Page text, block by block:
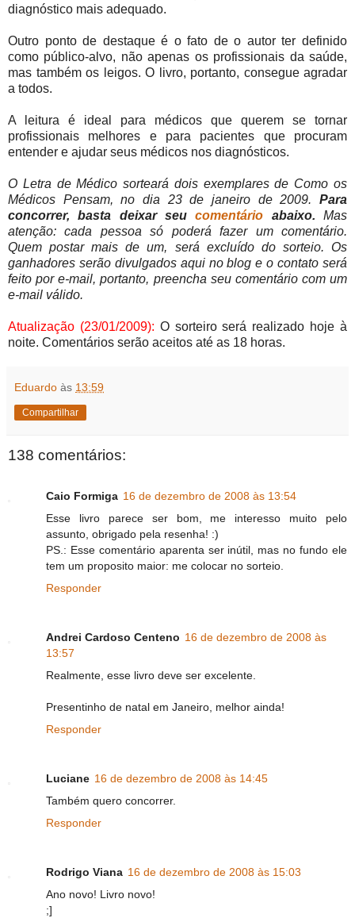
diagnóstico mais adequado.
Outro ponto de destaque é o fato de o autor ter definido
como público-alvo, não apenas os profissionais da saúde,
mas também os leigos. O livro, portanto, consegue agradar
a todos.
A leitura é ideal para médicos que querem se tornar
profissionais melhores e para pacientes que procuram
entender e ajudar seus médicos nos diagnósticos.
O Letra de Médico sorteará dois exemplares de Como os
Médicos Pensam, no dia 23 de janeiro de 2009. Para
concorrer, basta deixar seucomentário abaixo. Mas
atenção: cada pessoa só poderá fazer um comentário.
Quem postar mais de um, será excluído do sorteio. Os
ganhadores serão divulgados aqui no blog e o contato será
feito por e-mail, portanto, preencha seu comentário com um
e-mail válido.
Atualização (23/01/2009): O sorteiro será realizado hoje à
noite. Comentários serão aceitos até as 18 horas.
Eduardo às 13:59
Compartilhar
138 comentários:
Caio Formiga 16 de dezembro de 2008 às 13:54
Esse livro parece ser bom, me interesso muito pelo
assunto, obrigado pela resenha! :)
PS.: Esse comentário aparenta ser inútil, mas no fundo ele
tem um proposito maior: me colocar no sorteio.
Responder
Andrei Cardoso Centeno 16 de dezembro de 2008 às
13:57
Realmente, esse livro deve ser excelente.
Presentinho de natal em Janeiro, melhor ainda!
Responder
Luciane 16 de dezembro de 2008 às 14:45
Também quero concorrer.
Responder
Rodrigo Viana 16 de dezembro de 2008 às 15:03
Ano novo! Livro novo!
;]